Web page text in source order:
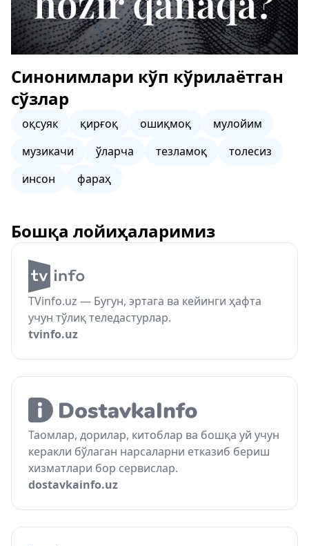
Синонимлари кўп кўрилаётган
сўзлар
оқсуяк қирғоқ ошиқмоқ
мулойим
музикачи
ўларча тезламоқ
толесиз
инсон
фараҳ
Бошқа лойиҳаларимиз
TVinfo.uz — Бугун, эртага ва кейинги ҳафта
учун тўлиқ теледастурлар.
tvinfo.uz
Таомлар, дорилар, китоблар ва бошқа уй учун
керакли бўлаган нарсаларни етказиб бериш
хизматлари бор сервислар.
dostavkainfo.uz